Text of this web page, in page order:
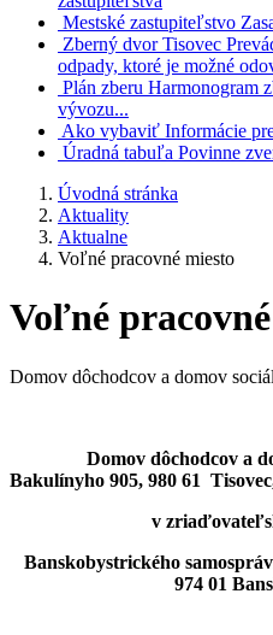
Mestské zastupiteľstvo
Zberný dvor Tisovec
odpady, ktoré je možné
Plán zberu Harmonogram
vývozu...
Ako vybaviť Informácie
Úradná tabuľa Povinne
Úvodná stránka
Aktuality
Aktualne
Voľné pracovné miesto
Voľné
Domov dôchodcov a domov
Domov dôchodcov a
Bakulínyho 905, 980 61
v
Banskobystrického
974 01